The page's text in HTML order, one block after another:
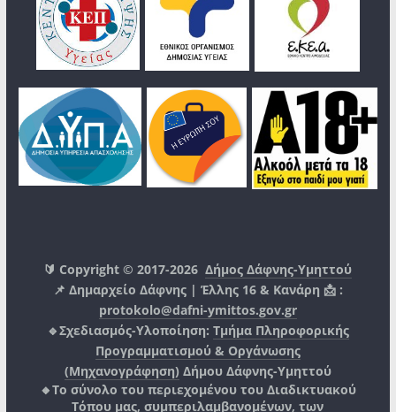
🔰 Copyright © 2017-2026Δήμος Δάφνης-Υμηττού
📌 Δημαρχείο Δάφνης | Έλλης 16 & Κανάρη 📩 :
protokolo@dafni-ymittos.gov.gr
🔹Σχεδιασμός-Υλοποίηση: Τμήμα Πληροφορικής
Προγραμματισμού & Οργάνωσης
(Μηχανογράφηση) Δήμου Δάφνης-Υμηττού
🔸Το σύνολο του περιεχομένου του Διαδικτυακού
Τόπου μας, συμπεριλαμβανομένων, των